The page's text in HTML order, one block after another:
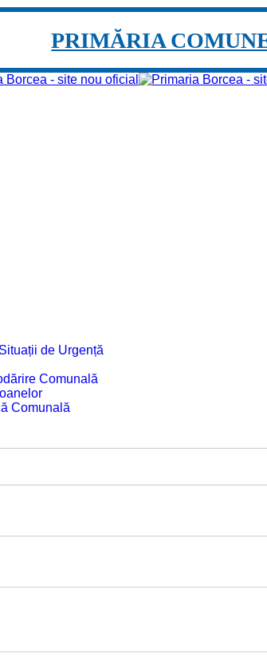
PRIMĂRIA
de Urgență
Comunală
Comunală